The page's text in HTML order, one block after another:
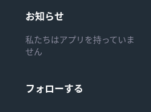
お知らせ
私たちはアプリを持っていま
せん
フォローする